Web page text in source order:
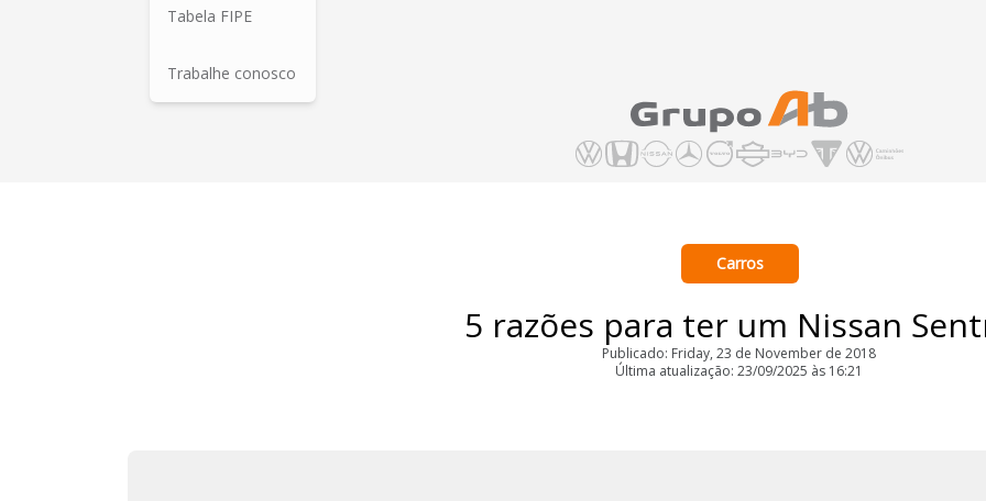
Tabela FIPE
Trabalhe conosco
Carros
5 razões para ter um Nissan
Publicado: Friday, 23 de November de 2018
Última atualização: 23/09/2025 às 16:21